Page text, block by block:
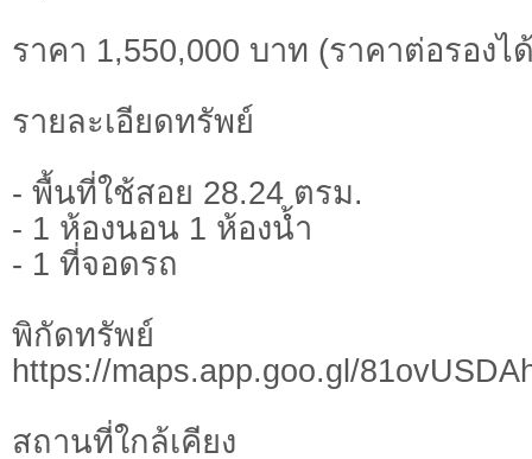
ราคา 1,550,000 บาท (ราคาต่อรองไ
รายละเอียดทรัพย์
- พื้นที่ใช้สอย 28.24 ตรม.
- 1 ห้องนอน 1 ห้องน้ำ
- 1 ที่จอดรถ
พิกัดทรั
https://maps.app.goo.gl/
สถานที่ใกล้เคียง